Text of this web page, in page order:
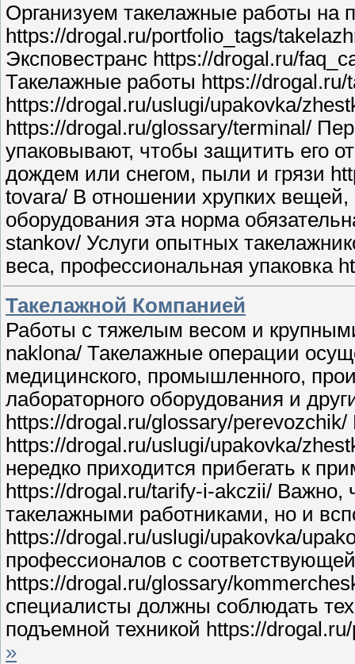
Организуем такелажные работы на
https://drogal.ru/portfolio_tags/
Эксповестранс https://drogal.ru/
Такелажные работы https://
https://drogal.ru/uslugi/upakovka/
https://drogal.ru/glossary/terminal/
упаковывают, чтобы защитить его
дождем или снегом, пыли и грязи
tovara/ В отношении хрупких вещей,
оборудования эта норма
stankov/ Услуги опытных
веса, профессиональная упаковка
Такелажной Компанией
Работы с тяжелым весом и
naklona/ Такелажные операции
медицинского, промышленного,
лабораторного оборудования и
https://drogal.ru/glossary/
https://drogal.ru/uslugi/upakovka/
нередко приходится прибегать к
https://drogal.ru/tarify-i-akczii/ Важно,
такелажными работниками, но и
https://drogal.ru/uslugi/upakovka/
профессионалов с соответствующей
https://drogal.ru/glossary/
специалисты должны соблюдать
подъемной техникой https://
»